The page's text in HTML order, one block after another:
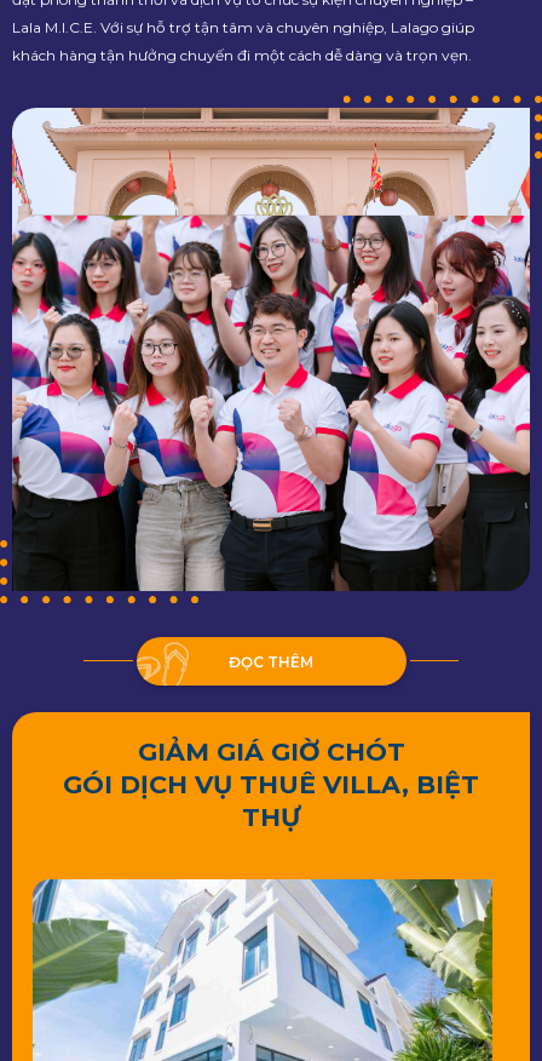
Lala M.I.C.E. Với sự hỗ trợ tận tâm và chuyên nghiệp, Lalago giúp
khách hàng tận hưởng chuyến đi một cách dễ dàng và trọn vẹn.
ĐỌC THÊM
GIẢM GIÁ GIỜ CHÓT
GÓI DỊCH VỤ THUÊ VILLA, BIỆT
THỰ